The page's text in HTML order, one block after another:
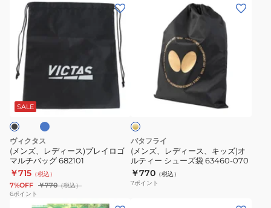
ズ、
レ
デ
ィ
ス)
プ
レ
イ
ロ
ゴ
マ
SALE
ヴィクタス
(メンズ、レディース)プレイロゴ
マルチバッグ 682101
￥715 （税込）
7%OFF ￥770（税込）
6ポイント
キ
ッ
ズ)
オ
ル
ル
バタフライ
(メンズ、レディース、キッズ)オ
ルティー シューズ袋 63460-070
￥770 （税込）
7ポイント